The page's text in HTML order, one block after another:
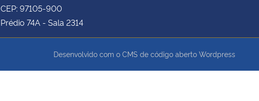
CEP: 97105-900
Prédio 74A - Sala 2314
Desenvolvido com o CMS de código aberto Wordpress